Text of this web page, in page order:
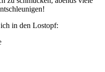
in den Lostopf: